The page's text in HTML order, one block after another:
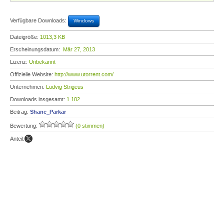
Verfügbare Downloads: Windows
Dateigröße: 1013,3 KB
Erscheinungsdatum: Mär 27, 2013
Lizenz: Unbekannt
Offizielle Website: http://www.utorrent.com/
Unternehmen: Ludvig Strigeus
Downloads insgesamt: 1.182
Beitrag: Shane_Parkar
Bewertung: (0 stimmen)
Anteil: